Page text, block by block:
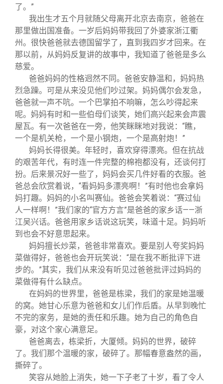
了。”
我出生才五个月就随父母离开北京去南京，爸爸在
那里做出国准备。一岁后妈妈带我回了外婆家浙江衢
州。很快爸爸就去德国留学了，直到我四岁才回来。在
那以前，从妈妈反复讲的故事中，我知道了爸爸是多么
慈爱。
爸爸妈妈的性格迥然不同。爸爸安静温和，妈妈热
烈急躁。可是从来没见他们吵过架。妈妈偶尔会发急，
爸爸就一声不吭。一个巴掌拍不响嘛，怎么吵得起来
呢。妈妈有时和一些伯母们谈笑，她们高兴起来会声震
屋瓦。有一次爸爸在一旁，他笑眯眯地对我说：“瞧，
一个是机关枪，一个是小钢炮，一个是高射炮！”
妈妈长得很美。年轻时，喜欢穿得漂亮。但在抗战
的艰苦年代，有时连一件完整的棉袍都没有，还谈何打
扮。后来景况好一些了，妈妈会买几件好看的衣服。爸
爸总会欣赏着说，“看妈妈多漂亮啊！”有时他也会拿妈
妈打趣。妈妈的小名叫赛仙。爸爸会笑着说：“赛过仙
人一样啊！”我们家的“官方方言”是爸爸的家乡话——浙
江吴兴话。爸爸用家乡话说这玩笑，味道十足。妈妈听
到也会不好意思起来。
妈妈擅长炒菜，爸爸非常喜欢。要是别人夸奖妈妈
菜做得好，爸爸也会开玩笑说：“是在我不断批评下进
步的。”其实，我们从来没有听见过爸爸批评过妈妈的
菜做得有什么缺点。
在妈妈的世界里，爸爸是栋梁，我们的家是她温暖
的窝。她甘心乐意为爸爸和女儿们作后盾。从早到晚忙
不完的家务，是她的责任和乐趣。她为自己的角色自
豪，对这个家心满意足。
爸爸离去，栋梁折，大厦倾。妈妈的世界，破碎
了。我们那个温暖的家，破碎了。那幅春意盎然的画，
撕碎了。
笑容从她脸上消失，她一下子老了十岁，看了令人